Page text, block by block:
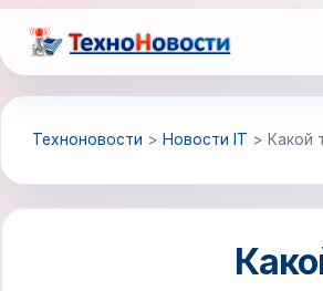
Перейти
к
содержимому
Техноновости > Новости IT > Какой